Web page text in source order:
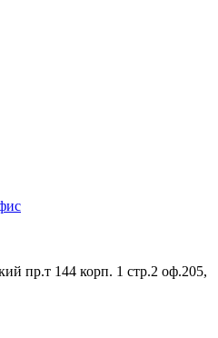
пр.т 144 корп. 1 стр.2 оф.205,